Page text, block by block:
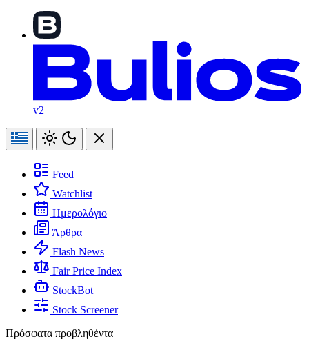
v2
Feed
Watchlist
Ημερολόγιο
Άρθρα
Flash News
Fair Price Index
StockBot
Stock Screener
Πρόσφατα προβληθέντα